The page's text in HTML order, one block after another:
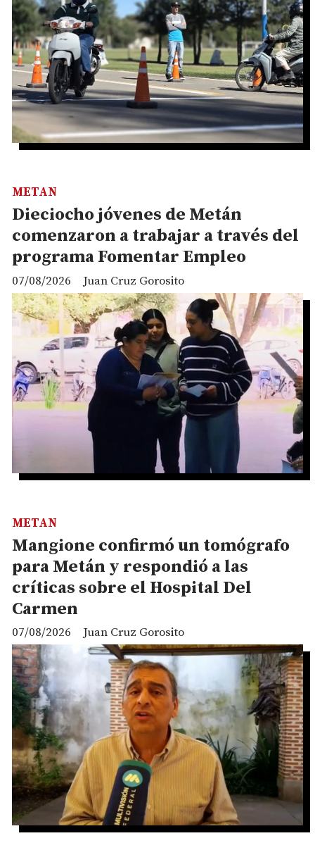
Dieciocho jóvenes de Metán
comenzaron a trabajar a través del
programa Fomentar Empleo
Juan Cruz Gorosito
METAN
07/08/2026
Mangione confirmó un tomógrafo
para Metán y respondió a las
críticas sobre el Hospital Del
Carmen
Juan Cruz Gorosito
METAN
07/08/2026